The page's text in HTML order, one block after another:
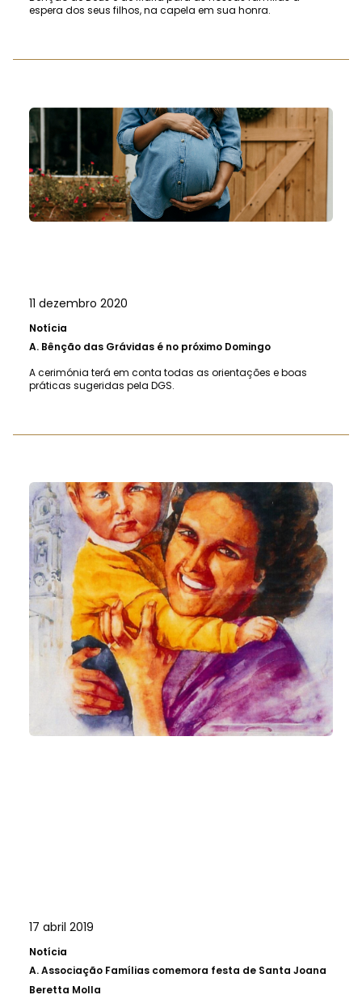
espera dos seus filhos, na capela em sua honra.
11 dezembro 2020
Notícia
A. Bênção das Grávidas é no próximo Domingo
A cerimónia terá em conta todas as orientações e boas
práticas sugeridas pela DGS.
17 abril 2019
Notícia
A.Associação Famílias comemora festa de Santa Joana
Beretta Molla